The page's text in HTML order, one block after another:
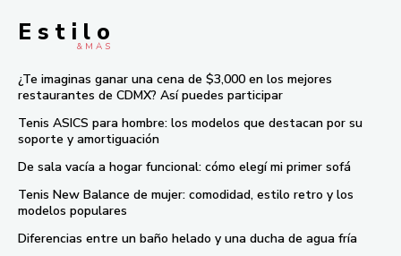
E s t i l o
& M À S
¿Te imaginas ganar una cena de $3,000 en los mejores
restaurantes de CDMX? Así puedes participar
Tenis ASICS para hombre: los modelos que destacan por su
soporte y amortiguación
De sala vacía a hogar funcional: cómo elegí mi primer sofá
Tenis New Balance de mujer: comodidad, estilo retro y los
modelos populares
Diferencias entre un baño helado y una ducha de agua fría